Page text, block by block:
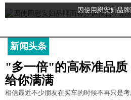
因使用慰安妇品
新闻头条
"多一倍"的高标准品质
给你满满
相信最近不少朋友在买车的时候不再只是